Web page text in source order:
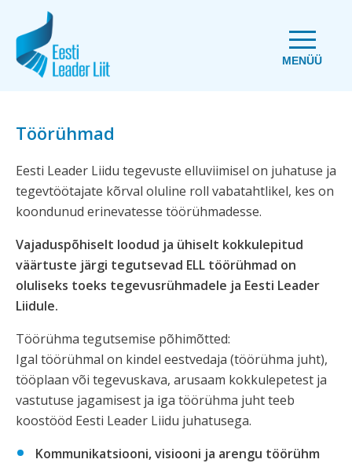
MENÜÜ
Töörühmad
Eesti Leader Liidu tegevuste elluviimisel on juhatuse ja
tegevtöötajate kõrval oluline roll vabatahtlikel, kes on
koondunud erinevatesse töörühmadesse.
Vajaduspõhiselt loodud ja ühiselt kokkulepitud
väärtuste järgi tegutsevad ELL töörühmad on
oluliseks toeks tegevusrühmadele ja Eesti Leader
Liidule.
Töörühma tegutsemise põhimõtted:
Igal töörühmal on kindel eestvedaja (töörühma juht),
tööplaan või tegevuskava, arusaam kokkulepetest ja
vastutuse jagamisest ja iga töörühma juht teeb
koostööd Eesti Leader Liidu juhatusega.
Kommunikatsiooni, visiooni ja arengu töörühm